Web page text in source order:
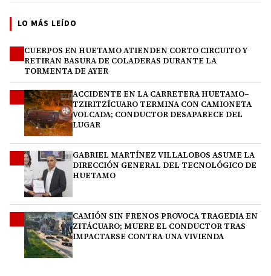
LO MÁS LEÍDO
CUERPOS EN HUETAMO ATIENDEN CORTO CIRCUITO Y
RETIRAN BASURA DE COLADERAS DURANTE LA
TORMENTA DE AYER
ACCIDENTE EN LA CARRETERA HUETAMO–
TZIRITZÍCUARO TERMINA CON CAMIONETA
VOLCADA; CONDUCTOR DESAPARECE DEL
LUGAR
GABRIEL MARTÍNEZ VILLALOBOS ASUME LA
DIRECCIÓN GENERAL DEL TECNOLÓGICO DE
HUETAMO
CAMIÓN SIN FRENOS PROVOCA TRAGEDIA EN
ZITÁCUARO; MUERE EL CONDUCTOR TRAS
IMPACTARSE CONTRA UNA VIVIENDA